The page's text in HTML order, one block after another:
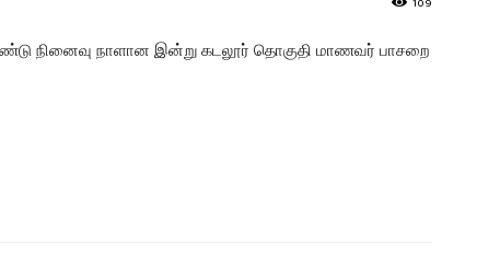
நினைவு நாளான இன்று கடலூர் தொகுதி மாணவர் பாசறை